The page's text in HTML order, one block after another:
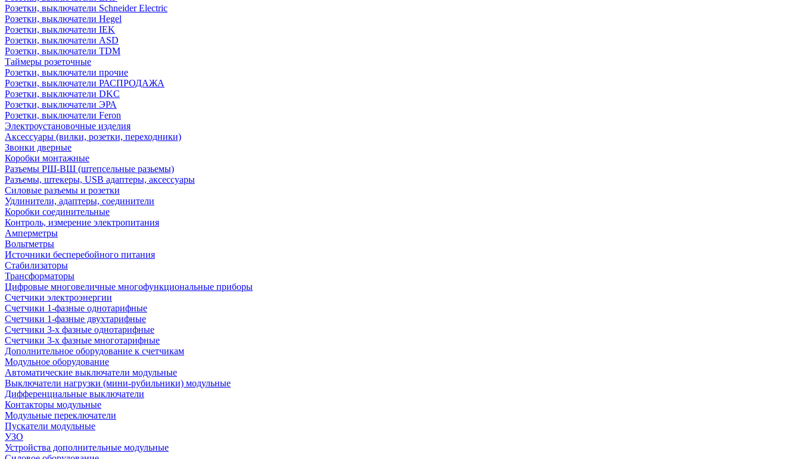
Розетки, выключатели Schneider Electric
Розетки, выключатели Hegel
Розетки, выключатели IEK
Розетки, выключатели ASD
Розетки, выключатели TDM
Таймеры розеточные
Розетки, выключатели прочие
Розетки, выключатели РАСПРОДАЖА
Розетки, выключатели DKC
Розетки, выключатели ЭРА
Розетки, выключатели Feron
Электроустановочные изделия
Аксессуары (вилки, розетки, переходники)
Звонки дверные
Коробки монтажные
Разъемы РШ-ВШ (штепсельные разьемы)
Разъемы, штекеры, USB адаптеры, аксессуары
Силовые разъемы и розетки
Удлинители, адаптеры, соединители
Коробки соединительные
Контроль, измерение электропитания
Амперметры
Вольтметры
Источники бесперебойного питания
Стабилизаторы
Трансформаторы
Цифровые многовеличные многофункциональные приборы
Счетчики электроэнергии
Счетчики 1-фазные однотарифные
Счетчики 1-фазные двухтарифные
Счетчики 3-х фазные однотарифные
Счетчики 3-х фазные многотарифные
Дополнительное оборудование к счетчикам
Модульное оборудование
Автоматические выключатели модульные
Выключатели нагрузки (мини-рубильники) модульные
Дифференциальные выключатели
Контакторы модульные
Модульные переключатели
Пускатели модульные
УЗО
Устройства дополнительные модульные